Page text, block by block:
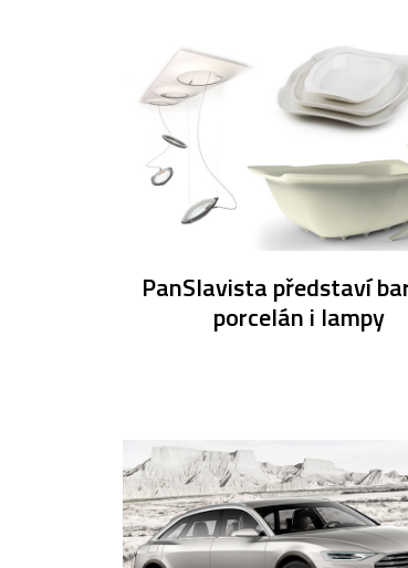
PanSlavista představí
porcelán i lampy